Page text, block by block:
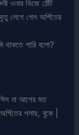
ওনার ভিজে ঠোঁট
লেগে গেল অর্পিতের
থাকতে পারি বলো?
না আগের মত
গলায়, বুকে |